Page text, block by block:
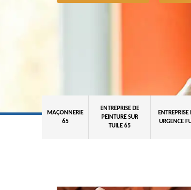
MAÇONNERIE
65
ENTREPRISE DE
PEINTURE SUR
TUILE 65
URGENCE